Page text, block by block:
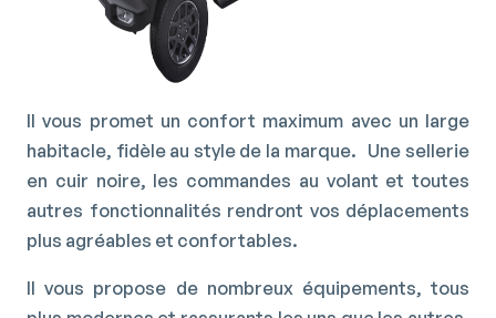
Il vous promet un confort maximum avec un large
habitacle, fidèle au style de la marque. Une sellerie
en cuir noire, les commandes au volant et toutes
autres fonctionnalités rendront vos déplacements
plus agréables et confortables.
Il vous propose de nombreux équipements, tous